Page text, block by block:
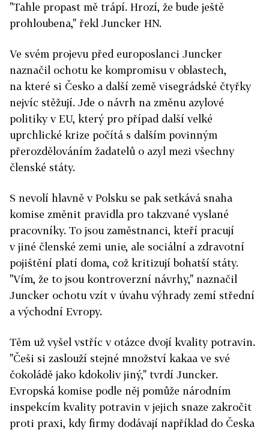
"Tahle propast mě trápí. Hrozí, že bude ještě
prohloubena," řekl Juncker HN.
Ve svém projevu před europoslanci Juncker
naznačil ochotu ke kompromisu v oblastech,
na které si Česko a další země visegrádské čtyřky
nejvíc stěžují. Jde o návrh na změnu azylové
politiky v EU, který pro případ další velké
uprchlické krize počítá s dalším povinným
přerozdělováním žadatelů o azyl mezi všechny
členské státy.
S nevolí hlavně v Polsku se pak setkává snaha
komise změnit pravidla pro takzvané vyslané
pracovníky. To jsou zaměstnanci, kteří pracují
v jiné členské zemi unie, ale sociální a zdravotní
pojištění platí doma, což kritizují bohatší státy.
"Vím, že to jsou kontroverzní návrhy," naznačil
Juncker ochotu vzít v úvahu výhrady zemí střední
a východní Evropy.
Těm už vyšel vstříc v otázce dvojí kvality potravin.
"Češi si zaslouží stejné množství kakaa ve své
čokoládě jako kdokoliv jiný," tvrdí Juncker.
Evropská komise podle něj pomůže národním
inspekcím kvality potravin v jejich snaze zakročit
proti praxi, kdy firmy dodávají například do Česka